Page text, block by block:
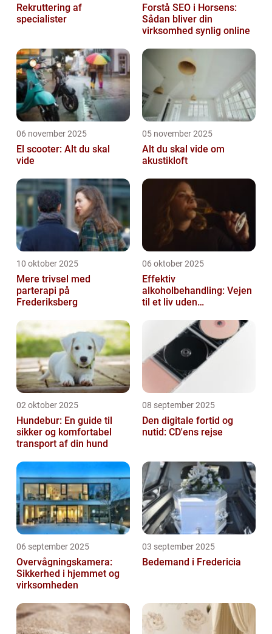
Rekruttering af
specialister
Forstå SEO i Horsens:
Sådan bliver din
virksomhed synlig online
06 november 2025
El scooter: Alt du skal
vide
05 november 2025
Alt du skal vide om
akustikloft
10 oktober 2025
Mere trivsel med
parterapi på
Frederiksberg
06 oktober 2025
Effektiv
alkoholbehandling: Vejen
til et liv uden
02 oktober 2025
Hundebur: En guide til
sikker og komfortabel
transport af din hund
08 september 2025
Den digitale fortid og
nutid: CD'ens rejse
06 september 2025
Overvågningskamera:
Sikkerhed i hjemmet og
virksomheden
03 september 2025
Bedemand i Fredericia